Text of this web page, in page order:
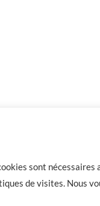
sont
de visites. Nous